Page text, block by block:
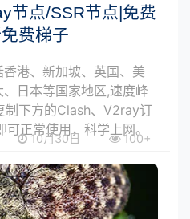
节点/SSR节点|免费
费梯子
港、新加坡、英国、美
日本等国家地区,速度峰
制下方的Clash、V2ray订
正常使用，科学上网。
10月30日 100+